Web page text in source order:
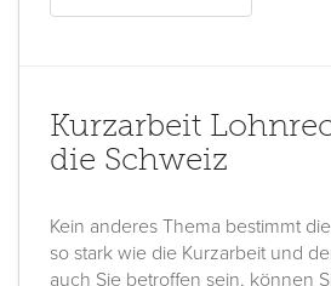
Kurzarbeit
die Schweiz
Kein anderes Thema bestimmt
so stark wie die Kurzarbeit und
auch Sie betroffen sein, können